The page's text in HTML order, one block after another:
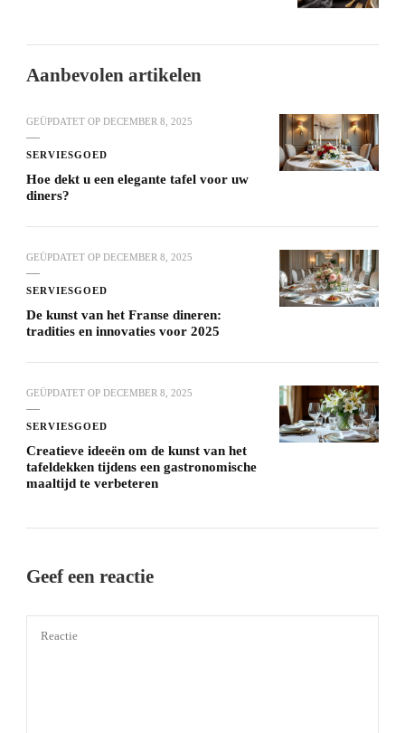
Aanbevolen artikelen
GEÜPDATET OP DECEMBER 8, 2025
SERVIESGOED
Hoe dekt u een elegante tafel voor uw
diners?
GEÜPDATET OP DECEMBER 8, 2025
SERVIESGOED
De kunst van het Franse dineren:
tradities en innovaties voor 2025
GEÜPDATET OP DECEMBER 8, 2025
SERVIESGOED
Creatieve ideeën om de kunst van het
tafeldekken tijdens een gastronomische
maaltijd te verbeteren
Geef een reactie